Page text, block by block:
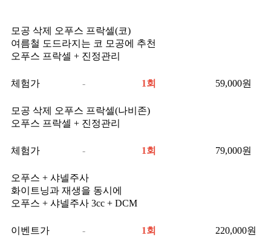
모공 삭제 오푸스 프락셀(코)
여름철 도드라지는 코 모공에 추천
오푸스 프락셀 + 진정관리
체험가 - 1회 59,000원
모공 삭제 오푸스 프락셀(나비존)
오푸스 프락셀 + 진정관리
체험가 - 1회 79,000원
오푸스 + 샤넬주사
화이트닝과 재생을 동시에
오푸스 + 샤넬주사 3cc + DCM
이벤트가 - 1회 220,000원